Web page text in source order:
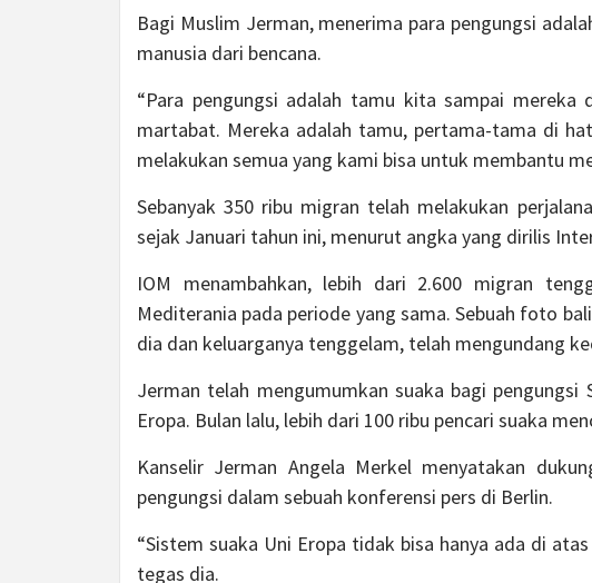
Bagi Muslim Jerman, menerima para pengungsi
manusia dari bencana.
“Para pengungsi adalah tamu kita sampai mereka
martabat. Mereka adalah tamu, pertama-tama di
melakukan semua yang kami bisa untuk membantu
Sebanyak 350 ribu migran telah melakukan
sejak Januari tahun ini, menurut angka yang dirilis
IOM menambahkan, lebih dari 2.600 migran
Mediterania pada periode yang sama. Sebuah foto
dia dan keluarganya tenggelam, telah mengundang
Jerman telah mengumumkan suaka bagi
Eropa. Bulan lalu, lebih dari 100 ribu pencari suaka
Kanselir Jerman Angela Merkel menyatakan
pengungsi dalam sebuah konferensi pers di Berlin.
“Sistem suaka Uni Eropa tidak bisa hanya ada di
tegas dia.